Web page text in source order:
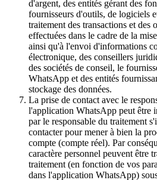
d'argent, des entités gérant des
fournisseurs d'outils, de logiciels
traitement des transactions et des
effectuées dans le cadre de la
ainsi qu'à l'envoi d'informations
électronique, des conseillers
des sociétés de conseil, le
WhatsApp et des entités
stockage des données.
La prise de contact avec le
l'application WhatsApp peut être
par le responsable du traitement
contacter pour mener à bien la
compte (compte réel). Par
caractère personnel peuvent être
traitement (en fonction de vos
dans l'application WhatsApp)